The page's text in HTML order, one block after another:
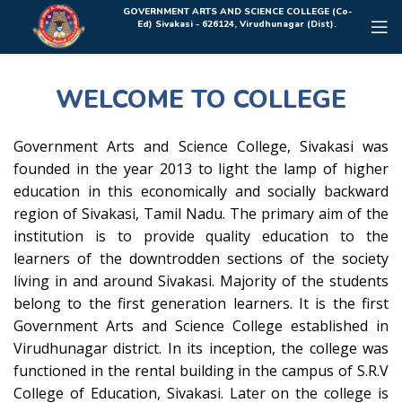
Rolex Replica Uhren DeutschlandGOVERNMENT ARTS AND SCIENCE COLLEGE (Co-
Ed) Sivakasi - 626124, Virudhunagar (Dist).
WELCOME TO COLLEGE
Government Arts and Science College, Sivakasi was
founded in the year 2013 to light the lamp of higher
education in this economically and socially backward
region of Sivakasi, Tamil Nadu. The primary aim of the
institution is to provide quality education to the
learners of the downtrodden sections of the society
living in and around Sivakasi. Majority of the students
belong to the first generation learners. It is the first
Government Arts and Science College established in
Virudhunagar district. In its inception, the college was
functioned in the rental building in the campus of S.R.V
College of Education, Sivakasi. Later on the college is